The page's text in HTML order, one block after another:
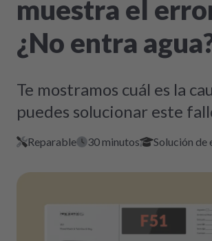
muestra el
¿No entra
Te mostramos cuál es la
puedes solucionar este
Reparable 30 minutos Solución de